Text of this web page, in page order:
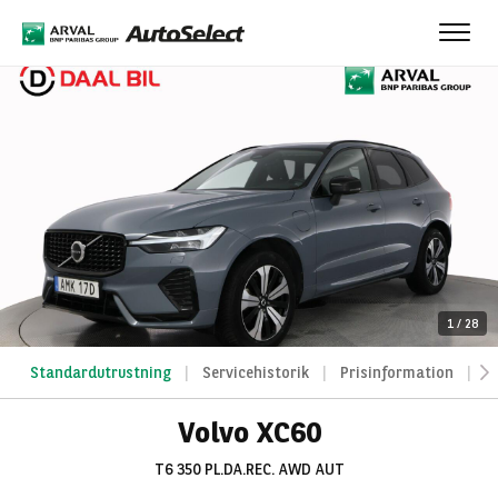
1 / 28
Standardutrustning Servicehistorik Prisinformation
Volvo XC60
T6 350 PL.DA.REC. AWD AUT